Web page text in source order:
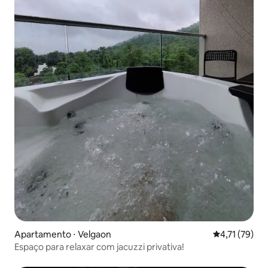
Apartamento ⋅ Velgaon 4,71 de uma
4,71 (79)
Espaço para relaxar com jacuzzi privativa!